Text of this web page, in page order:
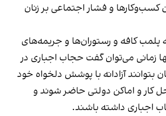
و فشار اجتماعی بر زنان
پلمب کافه و رستوران‌ها و جریمه‌های
زمانی می‌توان گفت حجاب اجباری در
بتوانند آزادانه با پوشش دلخواه خود
کار و اماکن دولتی حاضر شوند و
اجباری داشته باشند.